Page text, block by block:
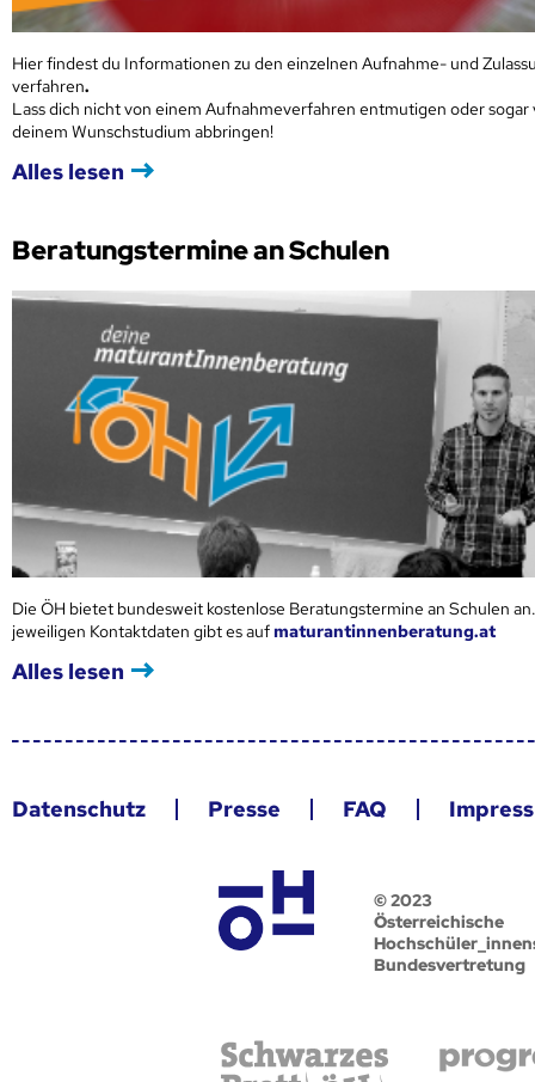
Hier findest du Informationen zu den einzelnen Aufnahme- und
verfahren.
Lass dich nicht von einem Aufnahmeverfahren entmutigen oder sogar
deinem Wunschstudium abbringen!
Alles lesen
Beratungstermine an Schulen
Die ÖH bietet bundesweit kostenlose Beratungstermine an Schulen
jeweiligen Kontaktdaten gibt es aufmaturantinnenberatung.at
Alles lesen
Datenschutz Presse FAQ
© 2023
Österreichische
Bundesvertretung